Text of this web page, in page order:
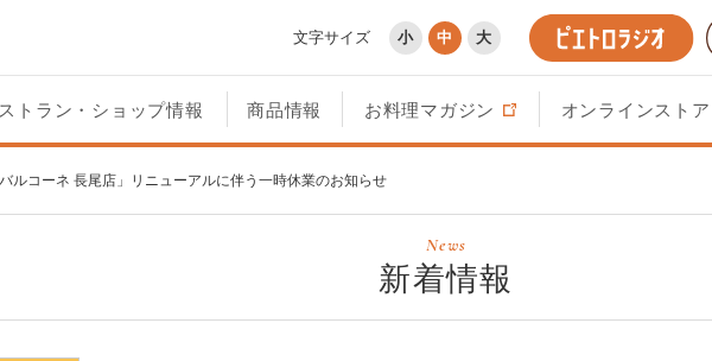
文字サイズ 小 中 大
トラン・ショップ情報 商品情報 お料理マガジン オンラインストア
バルコーネ 長尾店」リニューアルに伴う一時休業のお知らせ
News
新着情報